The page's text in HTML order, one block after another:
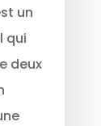
un
qui
deux